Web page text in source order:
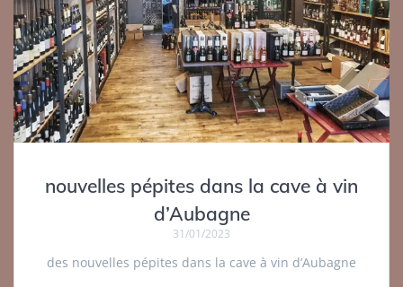
nouvelles pépites dans la cave à vin
d’Aubagne
31/01/2023
des nouvelles pépites dans la cave à vin d’Aubagne